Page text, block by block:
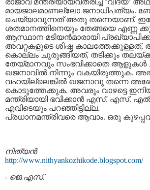
മായജാലമാണല്ലോ ജനാധിപത്യം.
ചെയ്യാവുന്നത്‌ അതു തന്നെയാണ്‌.
ശതമാനത്തിനെയും തേങ്ങയെ എണ്ണ
ആസ്ഥാന മടിയന്‍മാരായി
അവറ്റകളുടെ ശിഷ്ട കാലത്തേക്കുള്ളത്‌,
കൊല്ലം ചുരുങ്ങിയത്‌, തടിക്കും
തേയ്‌മാനവും സംഭവിക്കാതെ ആളുകള്‍
ഖജനാവില്‍ നിന്നും വകയിരുത്തുക.
വഹയില്ലെങ്കില്‍ ഖജനാവു തന്നെ
കൊടുത്തേക്കുക. അവരും വാഴട്ടെ
മന്ത്രിയായി ഭവിക്കാന്‍ എസ്‌. എസ്‌.
എവിടെയും പറഞ്ഞിട്ടില്ല.
പ്രധാനമന്ത്രിവരെ ആവാം. ഒരു
നിത്യന്‍
http://www.nithyankozhikode.blogspot.com/
- ജെ.എസ്.